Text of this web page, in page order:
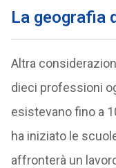
La geografia
Altra
dieci professioni
esistevano fino a
ha iniziato le
affronterà un